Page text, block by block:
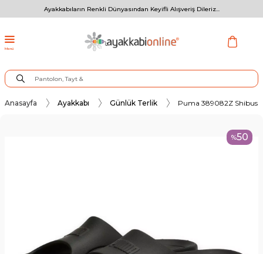
Ayakkabıların Renkli Dünyasından Keyifli Alışveriş Dileriz...
Menü
Anasayfa Ayakkabı Günlük Terlik Puma 389082Z Shibusa
%50